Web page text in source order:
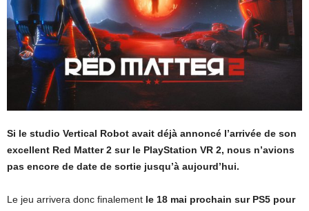
Si le studio Vertical Robot avait déjà annoncé l’arrivée de son
excellent Red Matter 2 sur le PlayStation VR 2, nous n’avions
pas encore de date de sortie jusqu’à aujourd’hui.
Le jeu arrivera donc finalement le 18 mai prochain sur PS5 pour